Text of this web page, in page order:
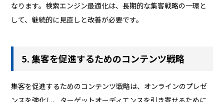
なります。検索エンジン最適化は、長期的な集客戦略の一環と
して、継続的に見直しと改善が必要です。
5. 集客を促進するためのコンテンツ戦略
集客を促進するためのコンテンツ戦略は、オンラインのプレゼ
ンスを強化し、ターゲットオーディエンスを引き寄せるために